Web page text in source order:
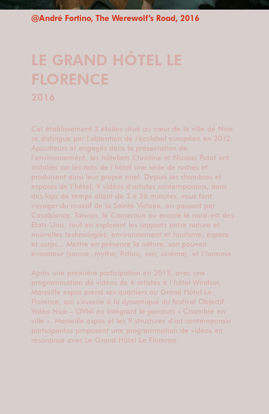
@André Fortino, The Werewolf’s Road, 2016
LE GRAND HÔTEL LE
FLORENCE
2016
Cet établissement 3 étoiles situé au cœur de la ville de Nice
se distingue par l’obtention de l’écolabel européen en 2012.
Apiculteurs et engagés dans la préservation de
l’environnement, les hôteliers Christine et Nicolas Patat ont
installés sur les toits de l’hôtel une série de ruches et
produisent ainsi leur propre miel. Depuis les chambres et
espaces de l’hôtel, 9 vidéos d’artistes contemporains, dans
des laps de temps allant de 3 à 26 minutes, vous font
voyager du massif de la Sainte Victoire, en passant par
Casablanca, Taïwan, le Cameroun ou encore le nord-est des
Etats-Unis, tout en explorant les rapports entre nature et
nouvelles technologies, environnement et tourisme, espace
et corps… Mettre en présence la nature, son pouvoir
évocateur (source, mythe, fiction, son, cinéma), et l’homme.
Après une première participation en 2015, avec une
programmation de vidéos de 6 artistes à l’hôtel Windsor,
Marseille expos prend ses quartiers au Grand Hôtel Le
Florence, qui s’associe à la dynamique du festival Objectif
Vidéo Nice – OVNi en intégrant le parcours « Chambre en
ville ». Marseille expos et les 9 structures d’art contemporain
participantes proposent une programmation de vidéos en
résonance avec Le Grand Hôtel Le Florence.